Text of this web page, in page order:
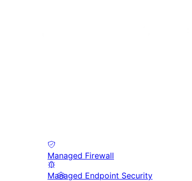
Managed Firewall
Managed Endpoint Security